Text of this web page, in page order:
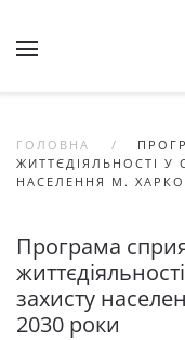
Skip to main
ГОЛОВНА
ЖИТТЄДІЯЛЬНОСТІ У
НАСЕЛЕННЯ М.
Програма
захисту
2030 роки